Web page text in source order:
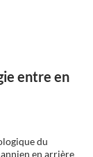
entre en